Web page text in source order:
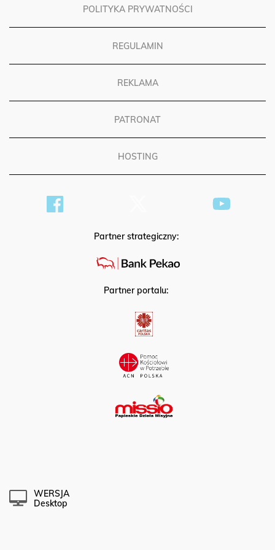
POLITYKA PRYWATNOŚCI
REGULAMIN
REKLAMA
PATRONAT
HOSTING
Partner strategiczny:
Partner portalu:
WERSJA
Desktop